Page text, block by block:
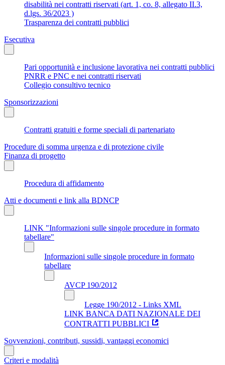
disabilità nei contratti riservati (art. 1, co. 8, allegato II.3,
d.lgs. 36/2023 )
Trasparenza dei contratti pubblici
Esecutiva
Pari opportunità e inclusione lavorativa nei contratti pubblici
PNRR e PNC e nei contratti riservati
Collegio consultivo tecnico
Sponsorizzazioni
Contratti gratuiti e forme speciali di partenariato
Procedure di somma urgenza e di protezione civile
Finanza di progetto
Procedura di affidamento
Atti e documenti e link alla BDNCP
LINK "Informazioni sulle singole procedure in formato
tabellare"
Informazioni sulle singole procedure in formato
tabellare
AVCP 190/2012
Legge 190/2012 - Links XML
LINK BANCA DATI NAZIONALE DEI
CONTRATTI PUBBLICI
Sovvenzioni, contributi, sussidi, vantaggi economici
Criteri e modalità